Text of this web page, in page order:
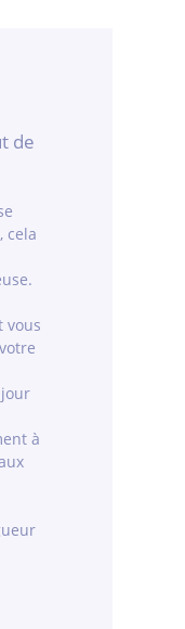
de
cela
vous
à